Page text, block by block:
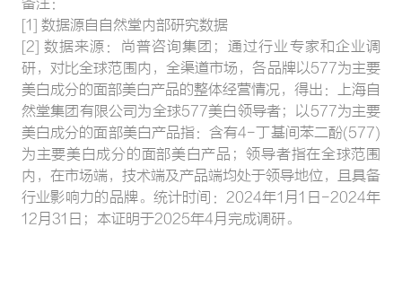
备注：
[1] 数据源自自然堂内部研究数据
[2] 数据来源：尚普咨询集团；通过行业专家和企业调
研，对比全球范围内，全渠道市场，各品牌以577为主要
美白成分的面部美白产品的整体经营情况，得出：上海自
然堂集团有限公司为全球577美白领导者；以577为主要
美白成分的面部美白产品指：含有4-丁基间苯二酚(577)
为主要美白成分的面部美白产品；领导者指在全球范围
内，在市场端，技术端及产品端均处于领导地位，且具备
行业影响力的品牌。统计时间：2024年1月1日-2024年
12月31日；本证明于2025年4月完成调研。